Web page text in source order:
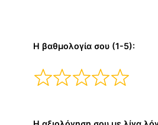
Η βαθμολογία σου (1-5):